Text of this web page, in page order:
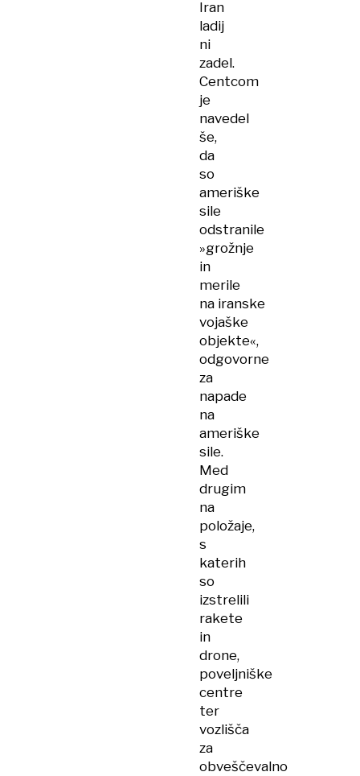
Iran
ladij
ni
zadel.
Centcom
je
navedel
še,
da
so
ameriške
sile
odstranile
»grožnje
in
merile
na iranske
vojaške
objekte«,
odgovorne
za
napade
na
ameriške
sile.
Med
drugim
na
položaje,
s
katerih
so
izstrelili
rakete
in
drone,
poveljniške
centre
ter
vozlišča
za
obveščevalno